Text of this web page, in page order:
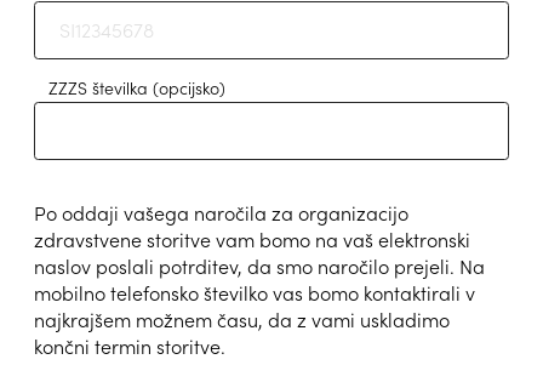
ZZZS številka (opcijsko)
Po oddaji vašega naročila za organizacijo
zdravstvene storitve vam bomo na vaš elektronski
naslov poslali potrditev, da smo naročilo prejeli. Na
mobilno telefonsko številko vas bomo kontaktirali v
najkrajšem možnem času, da z vami uskladimo
končni termin storitve.